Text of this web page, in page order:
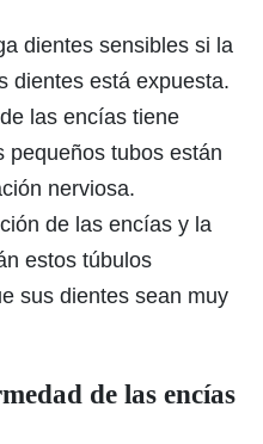
dientes sensibles si la
dientes está expuesta.
las encías tiene
pequeños tubos están
nerviosa.
de las encías y la
estos túbulos
sus dientes sean muy
de las encías